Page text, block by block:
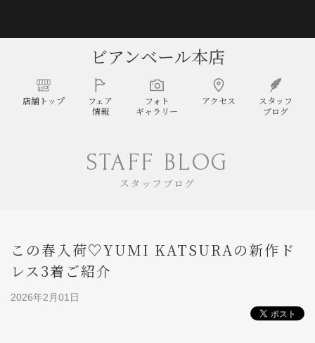
ビアンベール本店
店舗トップ
フェア
情報
フォト
ギャラリー
アクセス
スタッフ
ブログ
STAFF BLOG
スタッフブログ
この春入荷♡YUMI KATSURAの新作ド
レス3着ご紹介
2026年2月01日